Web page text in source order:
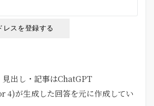
見出し・記事はChatGPT
4)が生成した回答を元に作成してい